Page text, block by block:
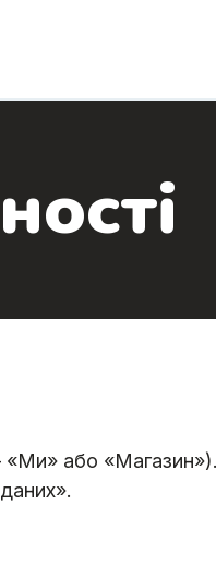
«Ми» або